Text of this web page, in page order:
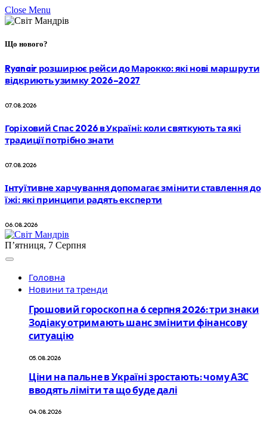
Close Menu
Що нового?
Ryanair розширює рейси до Марокко: які нові маршрути
відкриють узимку 2026–2027
07.08.2026
Горіховий Спас 2026 в Україні: коли святкують та які
традиції потрібно знати
07.08.2026
Інтуїтивне харчування допомагає змінити ставлення до
їжі: які принципи радять експерти
06.08.2026
П’ятниця, 7 Серпня
Головна
Новини та тренди
Грошовий гороскоп на 6 серпня 2026: три знаки
Зодіаку отримають шанс змінити фінансову
ситуацію
05.08.2026
Ціни на пальне в Україні зростають: чому АЗС
вводять ліміти та що буде далі
04.08.2026